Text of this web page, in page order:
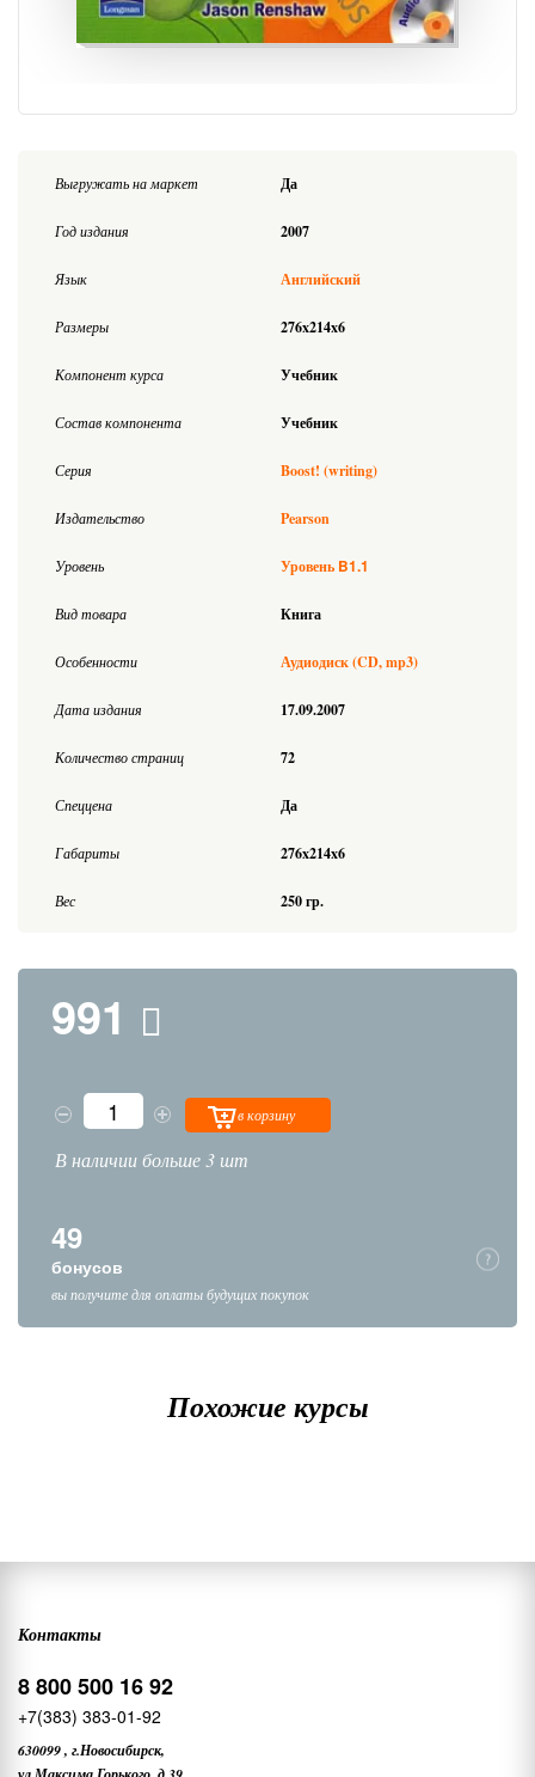
Выгружать на маркет Да
Год издания 2007
Язык Английский
Размеры 276x214x6
Компонент курса Учебник
Состав компонента Учебник
Серия Boost! (writing)
Издательство Pearson
Уровень Уровень B1.1
Вид товара Книга
Особенности Аудиодиск (CD, mp3)
Дата издания 17.09.2007
Количество страниц 72
Спеццена Да
Габариты 276x214x6
Вес 250 гр.
991
в корзину
В наличии больше 3 шт
49
бонусов
вы получите для оплаты будущих покупок
Похожие курсы
Контакты
8 800 500 16 92
+7(383) 383-01-92
630099, г.Новосибирск,